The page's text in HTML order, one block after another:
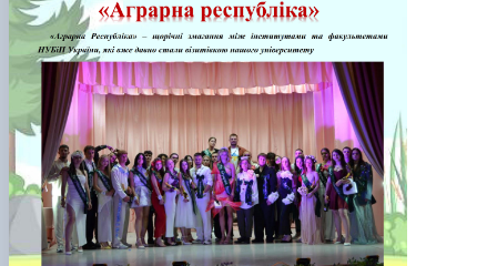
КОРЕНЬ Володимир Анатолійович
- 08.02.2025 р.), випускник 2013 рок…
ЛАЗЕБНИК Іван Вікторович (25.02.1993 -
17.09.2023 р.), випускник 2019 року, спі…
ЛЕВЧЕНКО Валентин Віталійович
19.07.2022 р.), студент 1-го курсу …
ЛІЧНИЙ Юрій Русланович (06.05.1996 -
15.12.2024 р.), випускник 2019 року.
МИКУЛІЧ Богдан Олексійович (07.08.1991
-12.07.2023 р.), випускник 2013 року.
МИРОНЕНКО Михайло Вікторович